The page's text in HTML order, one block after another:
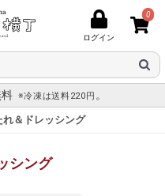
ログイン
0
※冷凍は送料220円 。
れ＆ドレッシング
シング